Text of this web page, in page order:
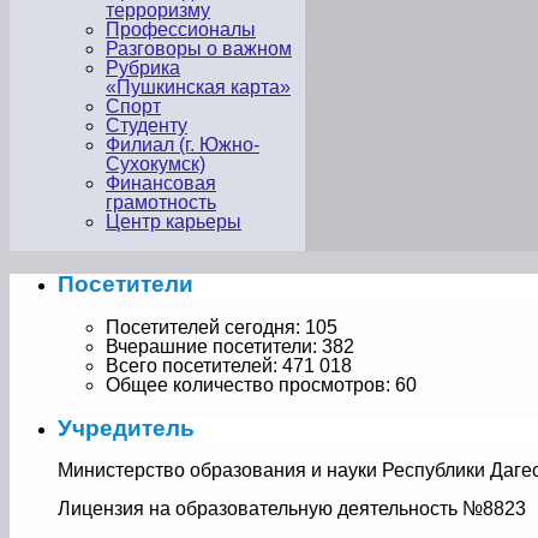
терроризму
Профессионалы
Разговоры о важном
Рубрика
«Пушкинская карта»
Спорт
Студенту
Филиал (г. Южно-
Сухокумск)
Финансовая
грамотность
Центр карьеры
Посетители
Посетителей сегодня: 105
Вчерашние посетители: 382
Всего посетителей: 471 018
Общее количество просмотров: 60
Учредитель
Министерство образования и науки Республики
Лицензия на образовательную деятельность №8823